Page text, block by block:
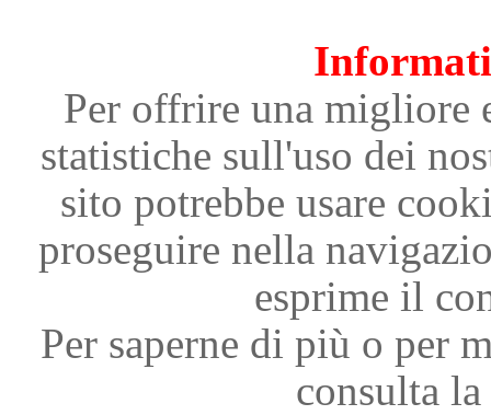
Per offrire una migliore
statistiche sull'uso dei
sito potrebbe usare
proseguire nella
esprime il
Per saperne di più o per
consulta